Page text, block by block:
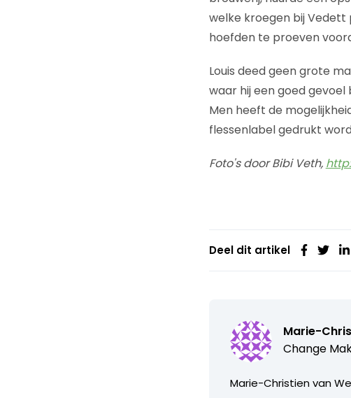
welke kroegen bij Vedett
hoefden te proeven
Louis deed geen grote
waar hij een goed
Men heeft de
flessenlabel gedrukt
Foto's door Bibi Veth,
Deel dit artikel
Marie-
Change
Marie-Christien van